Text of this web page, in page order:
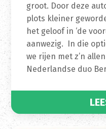
groot. Door deze
plots kleiner
het geloof in ‘de
aanwezig. In die
we rijen met z’n
Nederlandse duo